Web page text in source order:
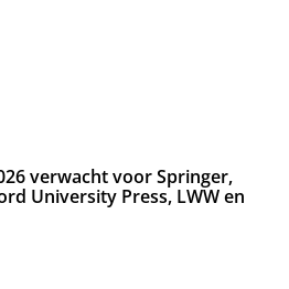
verwacht voor Springer,
University Press, LWW en